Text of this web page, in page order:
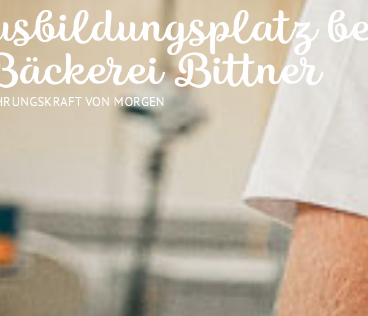
Bittner
VON MORGEN